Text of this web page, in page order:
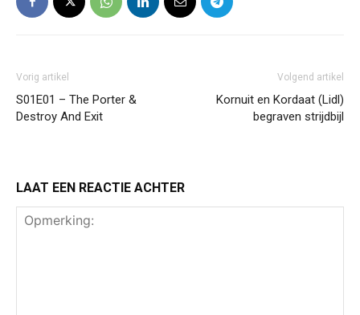
Vorig artikel
S01E01 – The Porter &
Destroy And Exit
Volgend artikel
Kornuit en Kordaat (Lidl)
begraven strijdbijl
LAAT EEN REACTIE ACHTER